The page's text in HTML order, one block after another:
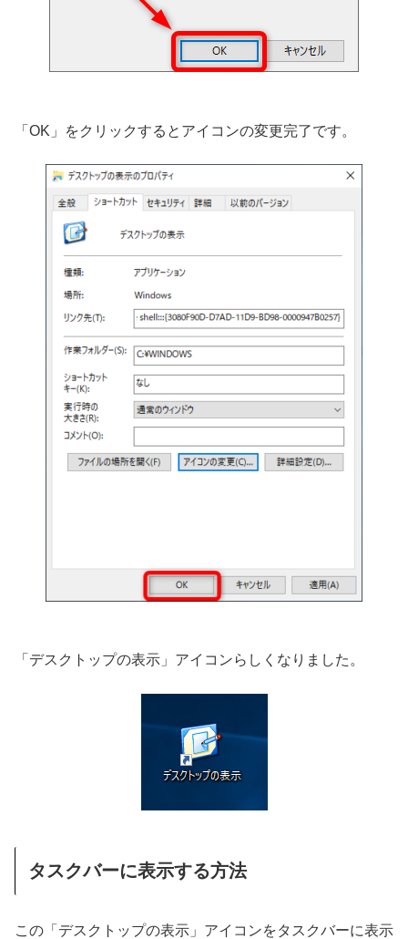
「OK」をクリックするとアイコンの変更完了です。
「デスクトップの表示」アイコンらしくなりました。
タスクバーに表示する方法
この「デスクトップの表示」アイコンをタスクバーに表示